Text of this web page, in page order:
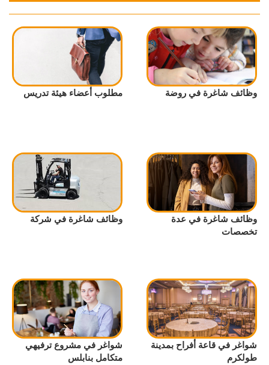
وظائف شاغرة في روضة مطلوب أعضاء هيئة تدريس
وظائف شاغرة في عدة
تخصصات
وظائف شاغرة في شركة
شواغر في قاعة أفراح بمدينة
طولكرم
شواغر في مشروع ترفيهي
متكامل بنابلس